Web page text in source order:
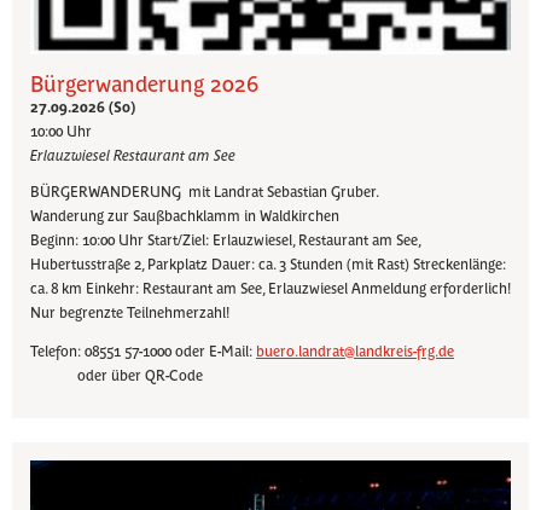
Bürgerwanderung 2026
27.09.2026 (So)
10:00 Uhr
Erlauzwiesel Restaurant am See
BÜRGERWANDERUNG mit Landrat Sebastian Gruber.
Wanderung zur Saußbachklamm in Waldkirchen
Beginn: 10:00 Uhr Start/Ziel: Erlauzwiesel, Restaurant am See,
Hubertusstraße 2, Parkplatz Dauer: ca. 3 Stunden (mit Rast) Streckenlänge:
ca. 8 km Einkehr: Restaurant am See, Erlauzwiesel Anmeldung erforderlich!
Nur begrenzte Teilnehmerzahl!
Telefon: 08551 57-1000 oder E-Mail: buero.landrat@landkreis-frg.de
oder über QR-Code